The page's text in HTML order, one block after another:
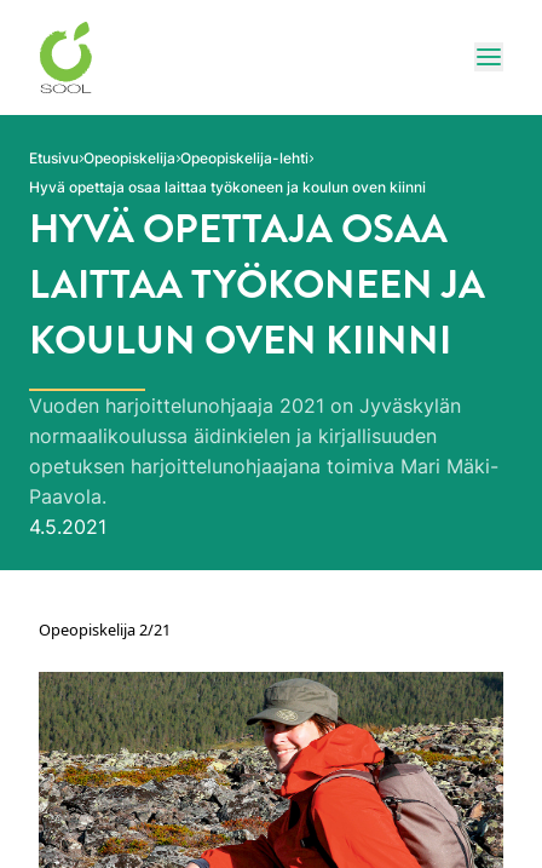
Siirry sivun sisältöön
Etusivu Opeopiskelija Opeopiskelija-lehti
Hyvä opettaja osaa laittaa työkoneen ja koulun oven kiinni
HYVÄ OPETTAJA OSAA
LAITTAA TYÖKONEEN JA
KOULUN OVEN KIINNI
Vuoden harjoittelunohjaaja 2021 on Jyväskylän
normaalikoulussa äidinkielen ja kirjallisuuden
opetuksen harjoittelunohjaajana toimiva Mari Mäki-
Paavola.
Julkaistu:
4.5.2021
Opeopiskelija 2/21